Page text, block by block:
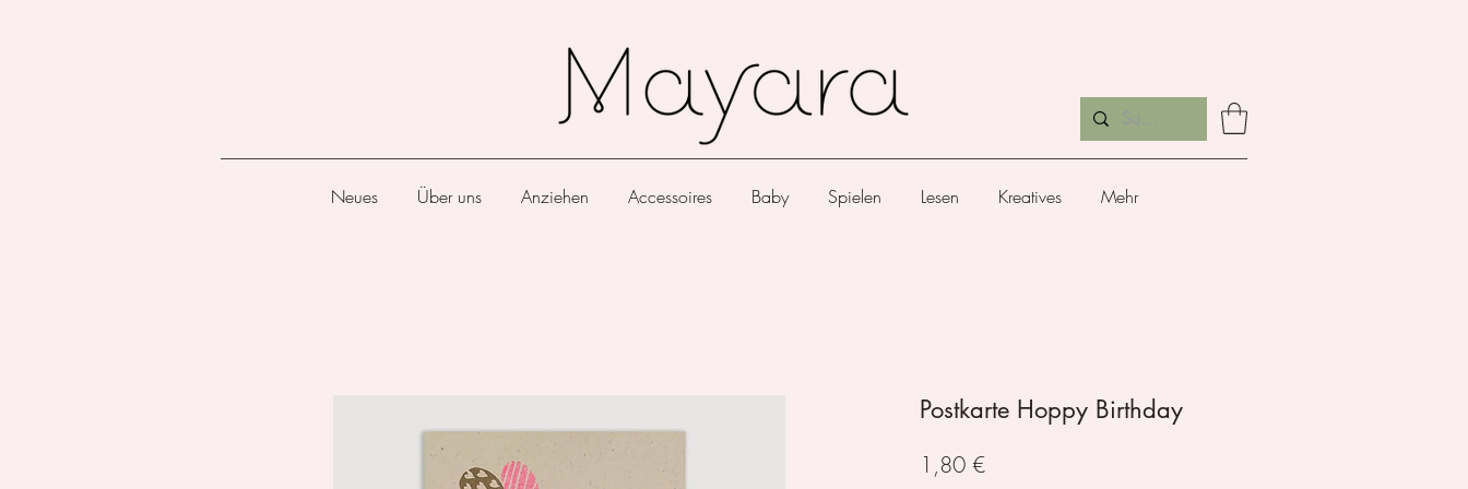
Neues Über uns Anziehen Accessoires Baby Spielen Lesen Kreatives Mehr
Postkarte Hoppy Birthday
1,80 €Preis